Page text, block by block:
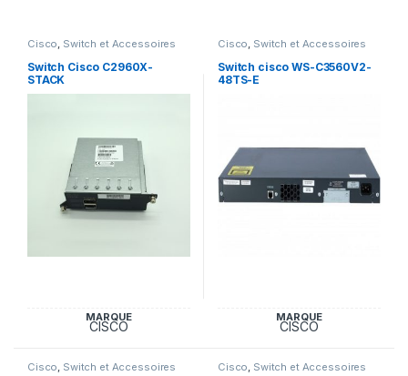
Cisco, Switch et Accessoires
Switch Cisco C2960X-
STACK
MARQUE
CISCO
Cisco, Switch et Accessoires
Switch cisco WS-C3560V2-
48TS-E
MARQUE
CISCO
Cisco Switch et Accessoires Cisco Switch et Accessoires